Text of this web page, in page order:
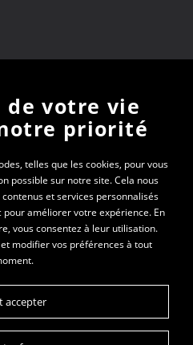
newsletter, vous recevrez
PEP 69
de votre vie
priorité
telles que les cookies, pour vous
possible sur notre site. Cela nous
et services personnalisés
améliorer votre expérience. En
vous consentez à leur utilisation.
modifier vos préférences à tout
accepter